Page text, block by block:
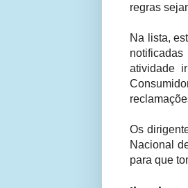
regras
Na lista,
atividade
Os
Nacional
para que